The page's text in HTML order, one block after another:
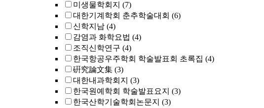
미생물학회지 (7)
대한기계학회 춘추학술대회 (6)
신학지남 (4)
감염과 화학요법 (4)
조직신학연구 (4)
한국항공우주학회 학술발표회 초록집 (4)
硏究論文集 (3)
대한내과학회지 (3)
한국원예학회 학술발표요지 (3)
한국산학기술학회논문지 (3)